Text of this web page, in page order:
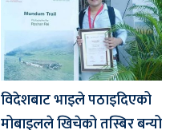
विदेशबाट भाइले पठाइदिएको
मोबाइलले खिचेको तस्बिर बन्यो